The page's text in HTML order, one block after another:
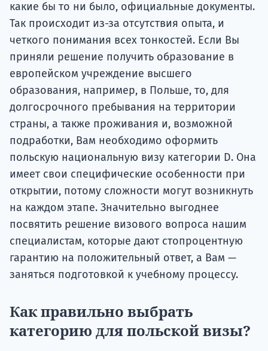
какие бы то ни было, официальные документы.
Так происходит из-за отсутствия опыта, и
четкого понимания всех тонкостей. Если Вы
приняли решение получить образование в
европейском учреждение высшего
образования, например, в Польше, то, для
долгосрочного пребывания на территории
страны, а также проживания и, возможной
подработки, Вам необходимо оформить
польскую национальную визу категории D. Она
имеет свои специфические особенности при
открытии, потому сложности могут возникнуть
на каждом этапе. Значительно выгоднее
посвятить решение визового вопроса нашим
специалистам, которые дают стопроцентную
гарантию на положительный ответ, а Вам —
заняться подготовкой к учебному процессу.
Как правильно выбрать
категорию для польской визы?